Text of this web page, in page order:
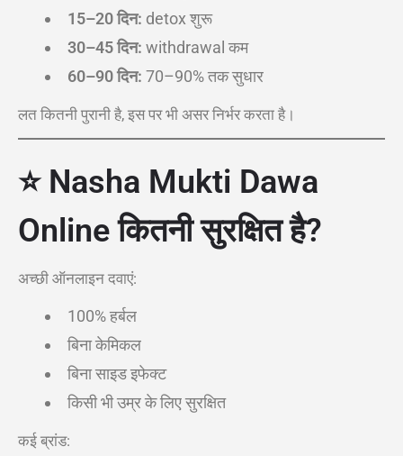
15–20 दिन: detox शुरू
30–45 दिन: withdrawal कम
60–90 दिन: 70–90% तक सुधार
लत कितनी पुरानी है, इस पर भी असर निर्भर करता है।
⭐ Nasha Mukti Dawa
Online कितनी सुरक्षित है?
अच्छी ऑनलाइन दवाएं:
100% हर्बल
बिना केमिकल
बिना साइड इफेक्ट
किसी भी उम्र के लिए सुरक्षित
कई ब्रांड: